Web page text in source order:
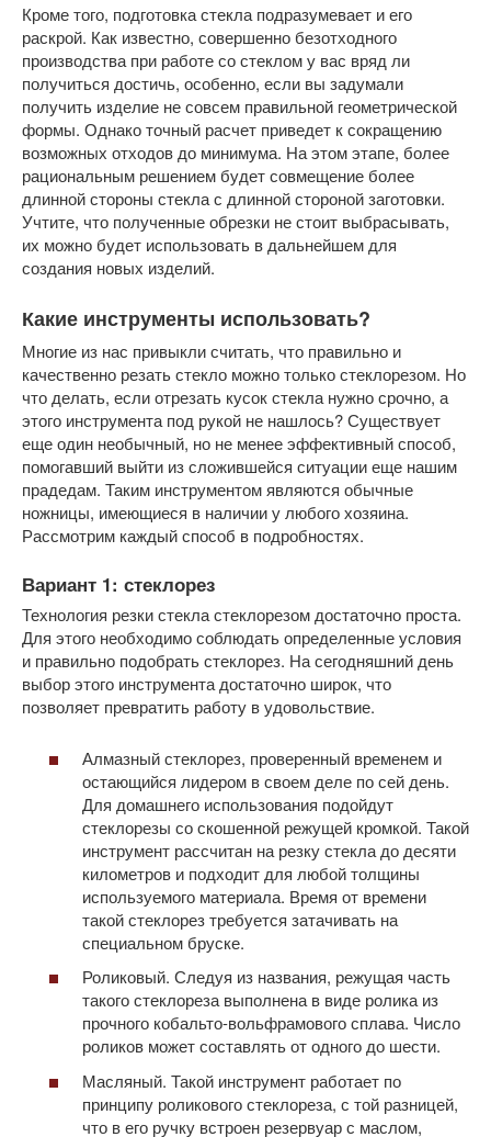
Кроме того, подготовка стекла подразумевает и его
раскрой. Как известно, совершенно безотходного
производства при работе со стеклом у вас вряд ли
получиться достичь, особенно, если вы задумали
получить изделие не совсем правильной геометрической
формы. Однако точный расчет приведет к сокращению
возможных отходов до минимума. На этом этапе, более
рациональным решением будет совмещение более
длинной стороны стекла с длинной стороной заготовки.
Учтите, что полученные обрезки не стоит выбрасывать,
их можно будет использовать в дальнейшем для
создания новых изделий.
Какие инструменты использовать?
Многие из нас привыкли считать, что правильно и
качественно резать стекло можно только стеклорезом. Но
что делать, если отрезать кусок стекла нужно срочно, а
этого инструмента под рукой не нашлось? Существует
еще один необычный, но не менее эффективный способ,
помогавший выйти из сложившейся ситуации еще нашим
прадедам. Таким инструментом являются обычные
ножницы, имеющиеся в наличии у любого хозяина.
Рассмотрим каждый способ в подробностях.
Вариант 1: стеклорез
Технология резки стекла стеклорезом достаточно проста.
Для этого необходимо соблюдать определенные условия
и правильно подобрать стеклорез. На сегодняшний день
выбор этого инструмента достаточно широк, что
позволяет превратить работу в удовольствие.
Алмазный стеклорез, проверенный временем и
остающийся лидером в своем деле по сей день.
Для домашнего использования подойдут
стеклорезы со скошенной режущей кромкой. Такой
инструмент рассчитан на резку стекла до десяти
километров и подходит для любой толщины
используемого материала. Время от времени
такой стеклорез требуется затачивать на
специальном бруске.
Роликовый. Следуя из названия, режущая часть
такого стеклореза выполнена в виде ролика из
прочного кобальто-вольфрамового сплава. Число
роликов может составлять от одного до шести.
Масляный. Такой инструмент работает по
принципу роликового стеклореза, с той разницей,
что в его ручку встроен резервуар с маслом,